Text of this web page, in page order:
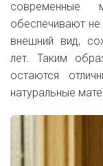
современные
обеспечивают не
внешний вид,
лет. Таким
остаются
натуральные